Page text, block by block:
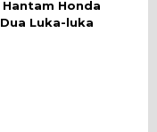
Hantam Honda
Luka-luka